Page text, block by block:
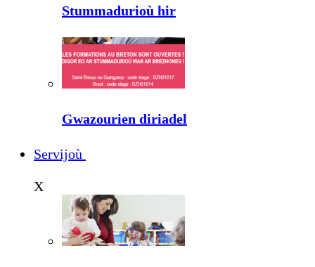
Stummadurioù hir
Gwazourien diriadel
Servijoù
X